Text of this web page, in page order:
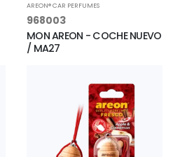
AREON® CAR PERFUMES
968003
MON AREON - COCHE NUEVO
/ MA27